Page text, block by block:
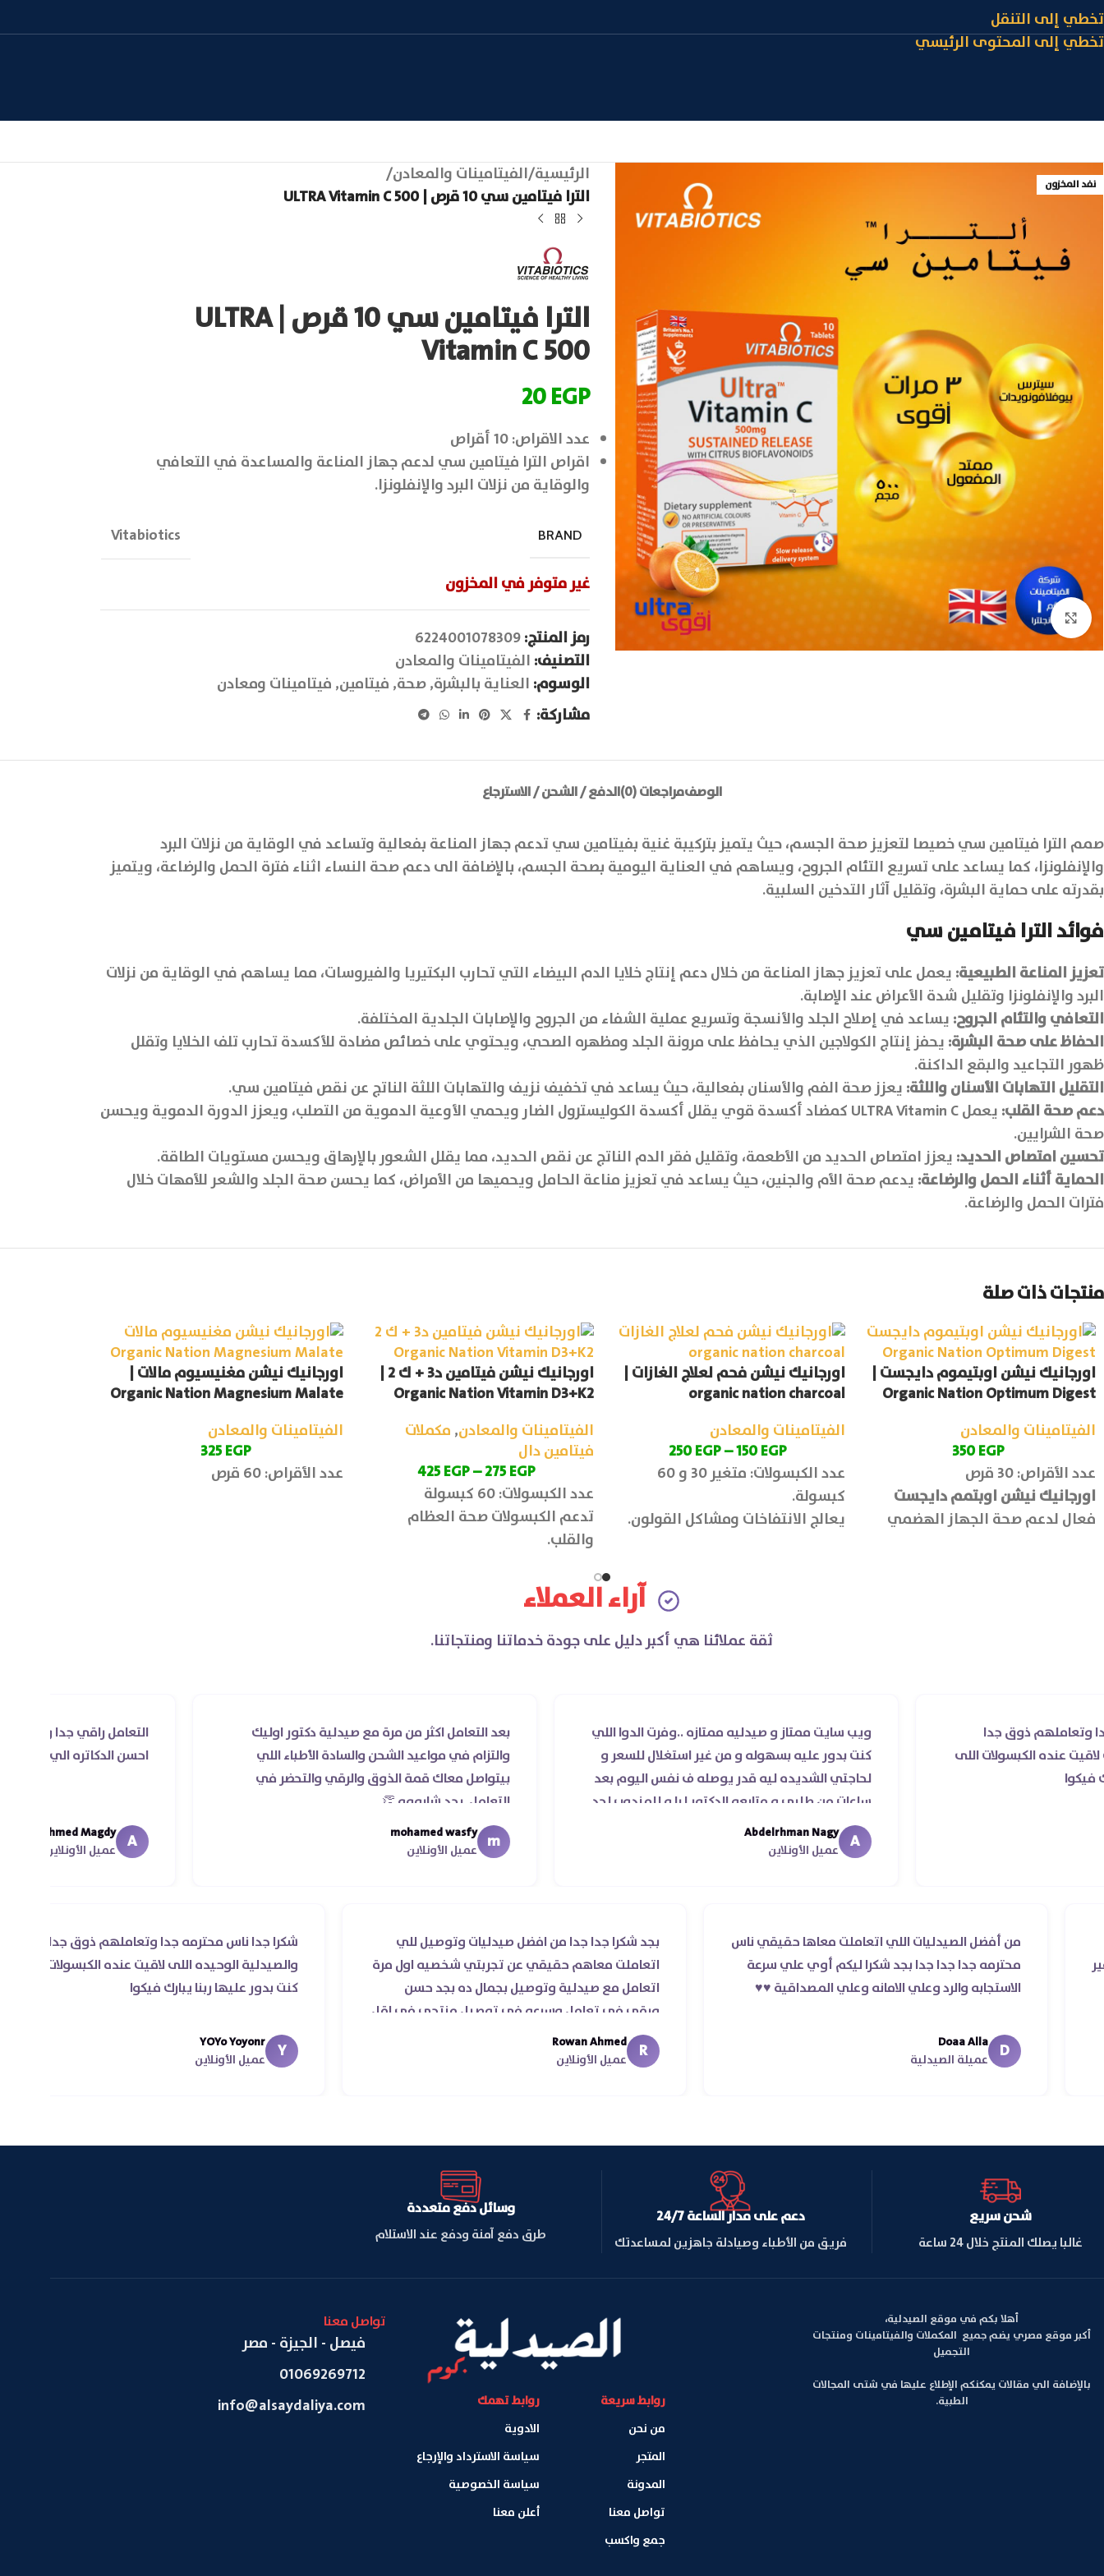
تخطي إلى التنقل
تخطي إلى المحتوى الرئيسي
نفد المخزون
انقر للتكبير
الرئيسية/الفيتامينات والمعادن/
الترا فيتامين سي 10 قرص | ULTRA Vitamin C 500
الترا فيتامين سي 10 قرص | ULTRA
Vitamin C 500
20EGP
عدد الاقراص: 10 أقراص
اقراص الترا فيتامين سي لدعم جهاز المناعة والمساعدة في التعافي
والوقاية من نزلات البرد والإنفلونزا.
BRAND
Vitabiotics
غير متوفر في المخزون
رمز المنتج:6224001078309
التصنيف: الفيتامينات والمعادن
الوسوم: العناية بالبشرة,صحة, فيتامين, فيتامينات ومعادن
مشاركة:
الوصفمراجعات (0) الدفع / الشحن / الاسترجاع
صمم الترا فيتامين سي خصيصا لتعزيز صحة الجسم، حيث يتميز بتركيبة غنية بفيتامين سي تدعم جهاز المناعة بفعالية وتساعد في الوقاية من نزلات البرد
والإنفلونزا، كما يساعد على تسريع التئام الجروح، ويساهم في العناية اليومية بصحة الجسم، بالإضافة الى دعم صحة النساء اثناء فترة الحمل والرضاعة، ويتميز
بقدرته على حماية البشرة، وتقليل آثار التدخين السلبية.
فوائد الترا فيتامين سي
تعزيز المناعة الطبيعية: يعمل على تعزيز جهاز المناعة من خلال دعم إنتاج خلايا الدم البيضاء التي تحارب البكتيريا والفيروسات، مما يساهم في الوقاية من نزلات
البرد والإنفلونزا وتقليل شدة الأعراض عند الإصابة.
التعافي والتئام الجروح: يساعد في إصلاح الجلد والأنسجة وتسريع عملية الشفاء من الجروح والإصابات الجلدية المختلفة.
الحفاظ على صحة البشرة: يحفز إنتاج الكولاجين الذي يحافظ على مرونة الجلد ومظهره الصحي، ويحتوي على خصائص مضادة للأكسدة تحارب تلف الخلايا وتقلل
ظهور التجاعيد والبقع الداكنة.
التقليل التهابات الأسنان واللثة: يعزز صحة الفم والأسنان بفعالية، حيث يساعد في تخفيف نزيف والتهابات اللثة الناتج عن نقص فيتامين سي.
دعم صحة القلب:
يعمل ULTRA Vitamin C كمضاد أكسدة قوي يقلل أكسدة الكوليسترول الضار ويحمي الأوعية الدموية من التصلب، ويعزز الدورة الدموية ويحسن
صحة الشرايين.
تحسين امتصاص الحديد: يعزز امتصاص الحديد من الأطعمة، وتقليل فقر الدم الناتج عن نقص الحديد، مما يقلل الشعور بالإرهاق ويحسن مستويات الطاقة.
الحماية أثناء الحمل والرضاعة: يدعم صحة الأم والجنين، حيث يساعد في تعزيز مناعة الحامل ويحميها من الأمراض، كما يحسن صحة الجلد والشعر للأمهات خلال
فترات الحمل والرضاعة.
منتجات ذات صلة
اورجانيك نيشن اوبتيموم دايجست |
Organic Nation Optimum Digest
الفيتامينات والمعادن
350EGP
عدد الأقراص: 30 قرص
اورجانيك نيشن اوبتمم دايجست
فعال لدعم صحة الجهاز الهضمي
اورجانيك نيشن فحم لعلاج الغازات |
organic nation charcoal
الفيتامينات والمعادن
150EGP
–
250EGP
عدد الكبسولات: متغير 30 و 60
كبسولة.
يعالج الانتفاخات ومشاكل القولون.
اورجانيك نيشن فيتامين د3 + ك 2 |
Organic Nation Vitamin D3+K2
الفيتامينات والمعادن, مكملات
فيتامين دال
275EGP
–
425EGP
عدد الكبسولات: 60 كبسولة
تدعم الكبسولات صحة العظام
والقلب.
اورجانيك نيشن مغنيسيوم مالات |
Organic Nation Magnesium Malate
الفيتامينات والمعادن
325EGP
عدد الأقراص: 60 قرص
آراء العملاء
ثقة عملائنا هي أكبر دليل على جودة خدماتنا ومنتجاتنا.
ذوق جدا
الكبسولات اللى
ويب سايت ممتاز و صيدليه ممتازه ..وفرت الدوا اللي
كنت بدور عليه بسهوله و من غير استغلال للسعر و
لحاجتي الشديده ليه قدر يوصله ف نفس اليوم بعد
ساعات من طلبي و متابعه الدكتور ليا و للمندوب لحد
ما استلمت بالرغم من انتهاء موعد عمله ..فضل يتابع
معايا لحد ما استلمت ..شكرا جزيلا ليكم
Abdelrhman Nagy
عميل الأونلاين
بعد التعامل اكثر من مرة مع صيدلية دكتور اوليك
والتزام في مواعيد الشحن والسادة الأطباء اللي
بيتواصل معاك قمة الذوق والرقي والتحضر في
التعامل. بجد شابووو 👏‏
mohamed wasfy
عميل الأونلاين
التعامل راقي جدا و الخدمه محترمه
احسن الدكاتره الي اتعاملت معاهم
Ahmed Magdy
عميل الأونلاين
ده غير
من أفضل الصيدليات اللي اتعاملت معاها حقيقي ناس
محترمه جدا جدا جدا بجد شكرا ليكم أوي علي سرعة
الاستجابه والرد وعلي الامانه وعلي المصداقية ♥️♥️‏
D
عميلة الصيدلية
بجد شكرا جدا جدا من افضل صيدليات وتوصيل للي
اتعاملت معاهم حقيقي عن تجربتي شخصيه اول مرة
اتعامل مع صيدلية وتوصيل بجمال ده بجد حسن
ورقي في تعامل وسرعه في توصيل منتجي في اقل
من يومين من اسكندرية للقاهره ..
R
Rowan Ahmed
عميل الأونلاين
شكرا جدا ناس محترمه جدا وتعاملهم ذوق
والصيدلية الوحيده اللى لاقيت عنده
كنت بدور عليها ربنا يبارك فيكوا
Y
YOYo Yoyonr
عميل الأونلاين
شحن سريع
غالبا يصلك المنتج خلال 24 ساعة
دعم على مدار الساعة 24/7
فريق من الأطباء وصيادلة جاهزين لمساعدتك
وسائل دفع متعددة
طرق دفع آمنة ودفع عند الاستلام
أهلا بكم في موقع الصيدلية،
أكبر موقع مصري يضم جميع المكملات والفيتامينات ومنتجات
التجميل
بالإضافة الي مقالات يمكنكم الإطلاع عليها في شتى المجالات
الطبية.
روابط سريعة
من نحن
المتجر
المدونة
تواصل معنا
جمع واكسب
روابط تهمك
الادوية
سياسة الاسترداد والإرجاع
سياسة الخصوصية
أعلن معنا
تواصل معنا
فيصل - الجيزة - مصر
01069269712
info@alsaydaliya.com